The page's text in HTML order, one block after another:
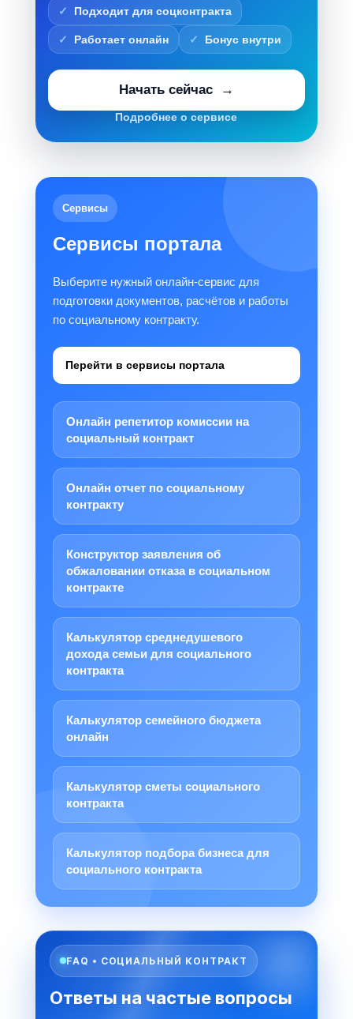
Подходит для соцконтракта
Работает онлайн Бонус внутри
Начать сейчас
Подробнее о сервисе
Сервисы
Сервисы портала
Выберите нужный онлайн-сервис для
подготовки документов, расчётов и работы
по социальному контракту.
Перейти в сервисы портала
Онлайн репетитор комиссии на
социальный контракт
Онлайн отчет по социальному
контракту
Конструктор заявления об
обжаловании отказа в социальном
контракте
Калькулятор среднедушевого
дохода семьи для социального
контракта
Калькулятор семейного бюджета
онлайн
Калькулятор сметы социального
контракта
Калькулятор подбора бизнеса для
социального контракта
FAQ • СОЦИАЛЬНЫЙ КОНТРАКТ
Ответы на частые вопросы